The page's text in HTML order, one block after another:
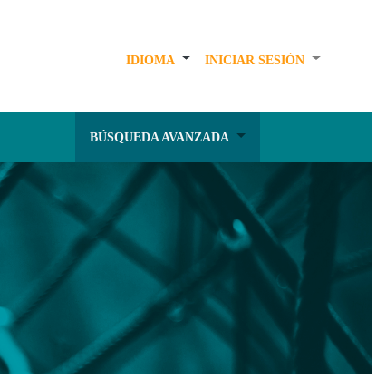
IDIOMA INICIAR SESIÓN
BÚSQUEDA AVANZADA